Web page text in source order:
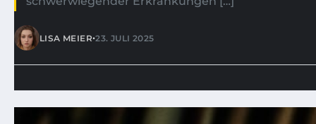
LISA MEIER•23. JULI 2025